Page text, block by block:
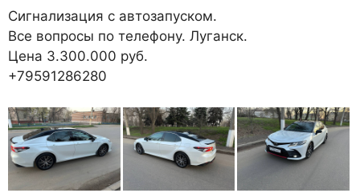
Сигнализация с автозапуском.
Все вопросы по телефону. Луганск.
Цена 3.300.000 руб.
+79591286280